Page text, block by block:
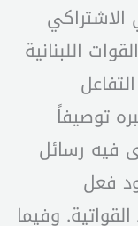
اللبنانية
توصيفاً
فيه رسائل
فعل
وفيما